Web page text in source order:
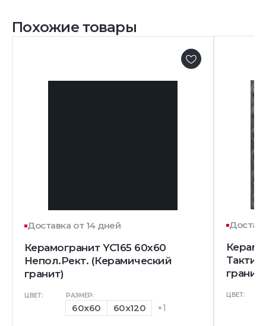
Похожие товары
Доставка от 14 дней
Керамогранит YC165 60x60
Непол.Рект. (Керамический
гранит)
ЦВЕТ: РАЗМЕР:
60x60 60x120 +1
ЦВЕТ: